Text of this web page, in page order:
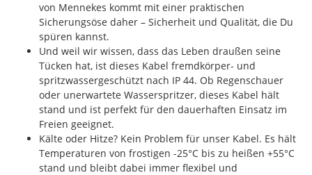
von Mennekes kommt mit einer praktischen
Sicherungsöse daher – Sicherheit und Qualität, die Du
spüren kannst.
Und weil wir wissen, dass das Leben draußen seine
Tücken hat, ist dieses Kabel fremdkörper- und
spritzwassergeschützt nach IP 44. Ob Regenschauer
oder unerwartete Wasserspritzer, dieses Kabel hält
stand und ist perfekt für den dauerhaften Einsatz im
Freien geeignet.
Kälte oder Hitze? Kein Problem für unser Kabel. Es hält
Temperaturen von frostigen -25°C bis zu heißen +55°C
stand und bleibt dabei immer flexibel und